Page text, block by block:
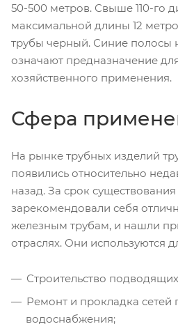
50-500 метров. Свыше 110-го
максимальной длины 12
трубы черный. Синие полосы
означают предназначение
хозяйственного применения.
Сфера
На рынке трубных изделий
появились относительно
назад. За срок
зарекомендовали себя
железным трубам, и нашли
отраслях. Они используются
Строительство
Ремонт и прокладка сетей
водоснабжения;